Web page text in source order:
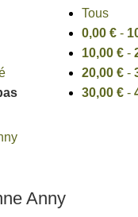
Tous
0,00 € -
10,00 € -
20,00 € -
30,00 € -
Anny